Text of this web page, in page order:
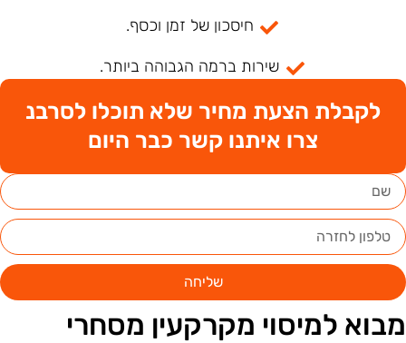
חיסכון של זמן וכסף.
שירות ברמה הגבוהה ביותר.
לקבלת הצעת מחיר שלא תוכלו לסרבנ
צרו איתנו קשר כבר היום
שליחה
למיסוי מקרקעין מסחרי